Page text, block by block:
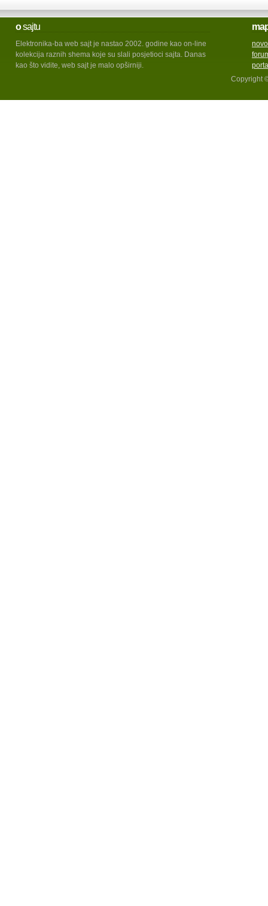
osajtu
Elektronika-ba web sajt je nastao 2002. godine kao on-line
kolekcija raznih shema koje su slali posjetioci sajta. Danas
kao što vidite, web sajt je malo opširniji.
Copyright